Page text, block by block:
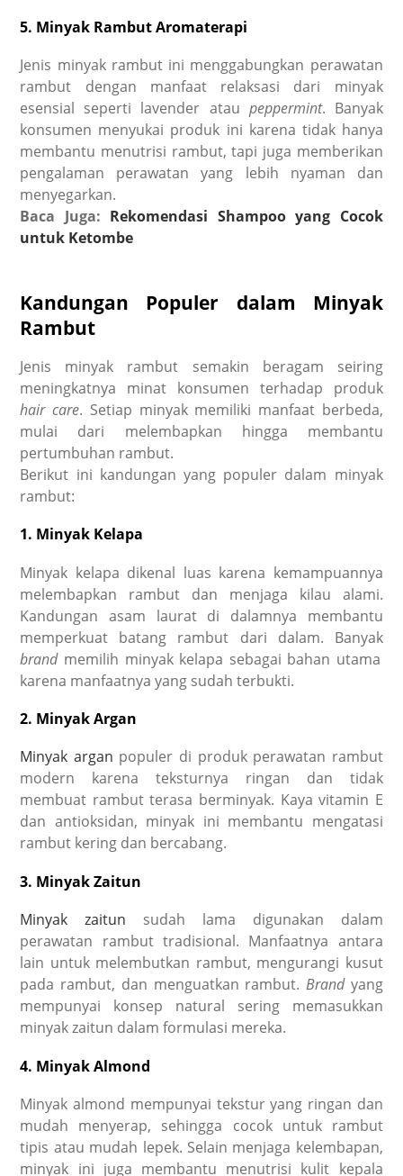
5. Minyak Rambut Aromaterapi
Jenis minyak rambut ini menggabungkan perawatan
rambut dengan manfaat relaksasi dari minyak
esensial seperti lavender atau peppermint. Banyak
konsumen menyukai produk ini karena tidak hanya
membantu menutrisi rambut, tapi juga memberikan
pengalaman perawatan yang lebih nyaman dan
menyegarkan.
Baca Juga: Rekomendasi Shampoo yang Cocok
untuk Ketombe
Kandungan Populer dalam Minyak
Rambut
Jenis minyak rambut semakin beragam seiring
meningkatnya minat konsumen terhadap produk
hair care. Setiap minyak memiliki manfaat berbeda,
mulai dari melembapkan hingga membantu
pertumbuhan rambut.
Berikut ini kandungan yang populer dalam minyak
rambut:
1. Minyak Kelapa
Minyak kelapa dikenal luas karena kemampuannya
melembapkan rambut dan menjaga kilau alami.
Kandungan asam laurat di dalamnya membantu
memperkuat batang rambut dari dalam. Banyak
brandmemilih minyak kelapa sebagai bahan utama
karena manfaatnya yang sudah terbukti.
2. Minyak Argan
Minyak argan populer di produk perawatan rambut
modern karena teksturnya ringan dan tidak
membuat rambut terasa berminyak. Kaya vitamin E
dan antioksidan, minyak ini membantu mengatasi
rambut kering dan bercabang.
3. Minyak Zaitun
Minyak zaitun sudah lama digunakan dalam
perawatan rambut tradisional. Manfaatnya antara
lain untuk melembutkan rambut, mengurangi kusut
pada rambut, dan menguatkan rambut. Brand yang
mempunyai konsep natural sering memasukkan
minyak zaitun dalam formulasi mereka.
4. Minyak Almond
Minyak almond mempunyai tekstur yang ringan dan
mudah menyerap, sehingga cocok untuk rambut
tipis atau mudah lepek. Selain menjaga kelembapan,
minyak ini juga membantu menutrisi kulit kepala